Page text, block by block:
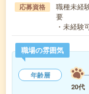
応募資格
職種未経
要
・未経験
職場の雰囲気
年齢層
20代